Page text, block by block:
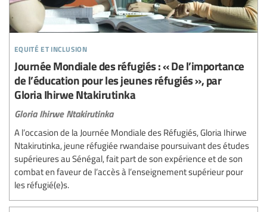
equité et inclusion
Journée Mondiale des réfugiés : « De l’importance
de l’éducation pour les jeunes réfugiés », par
Gloria Ihirwe Ntakirutinka
Gloria Ihirwe Ntakirutinka
A l’occasion de la Journée Mondiale des Réfugiés, Gloria Ihirwe
Ntakirutinka, jeune réfugiée rwandaise poursuivant des études
supérieures au Sénégal, fait part de son expérience et de son
combat en faveur de l’accès à l’enseignement supérieur pour
les réfugié(e)s.